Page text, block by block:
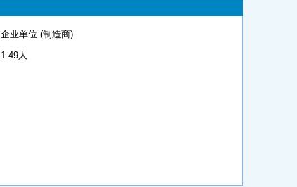
企业单位 (制造商)
1-49人